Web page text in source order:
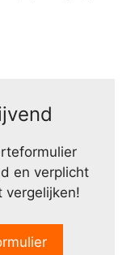
en verplicht
vergelijken!